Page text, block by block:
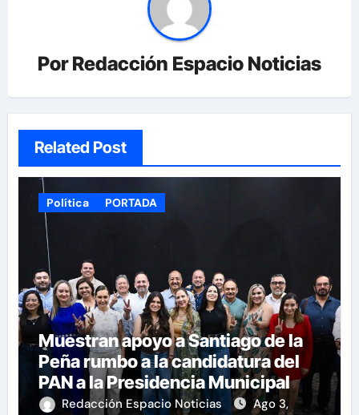
PorRedacción Espacio Noticias
Related Post
Política PORTADA
Muestran apoyo a Santiago de la
Peña rumbo a la candidatura del
PAN a la Presidencia Municipal
Redacción Espacio Noticias Ago 3,